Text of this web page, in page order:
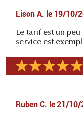
Lison A. le 19/10/
Le tarif est un
service est
Ruben C. le 21/10/